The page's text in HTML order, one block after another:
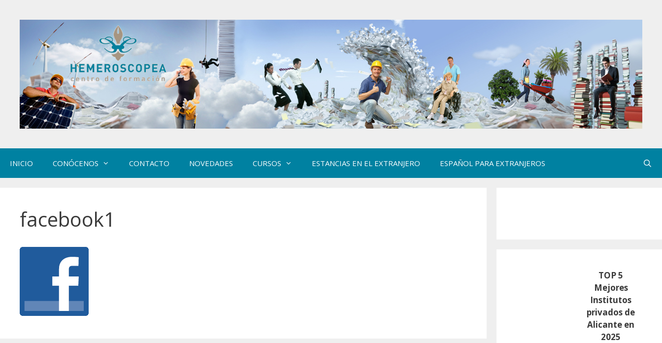
INICIO CONÓCENOS CONTACTO NOVEDADES CURSOS ESTANCIAS EN EL EXTRANJERO ESPAÑOL PARA EXTRANJEROS
facebook1
TOP 5
Mejores
Institutos
privados de
Alicante en
2025